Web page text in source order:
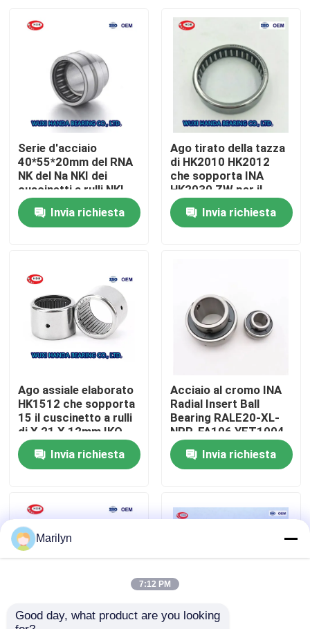
Casa
Prodotti
Circa noi
Giro della fabbrica
Controllo di qualità
Contattici
Casi
Cuscinetto a rulli conici
Cuscinetto a rulli sferico
Serie d'acciaio
40*55*20mm del RNA
NK del Na NKI dei
cuscinetti a rulli NKI
40/20 dell'automobile
elettricaInvia richiesta
Ago tirato della tazza
di HK2010 HK2012
che sopporta INA
HK2030 ZW per il
macchinario del
tessutoInvia richiesta
Ago assiale elaborato
HK1512 che sopporta
15 il cuscinetto a rulli
di X 21 X 12mm IKO
Invia richiesta
Acciaio al cromo INA
Radial Insert Ball
Bearing RALE20-XL-
NPP-FA106 YET1004
Invia richiesta
Marilyn
7:12 PM
Good day, what product are you looking